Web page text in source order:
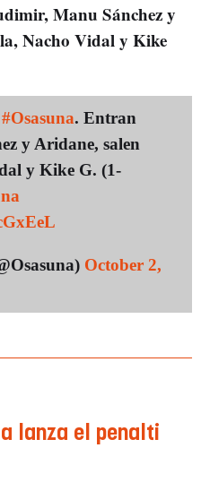
Manu Sánchez y
Nacho Vidal y Kike
#Osasuna. Entran
y Aridane, salen
y Kike G. (1-
October 2,
lanza el penalti